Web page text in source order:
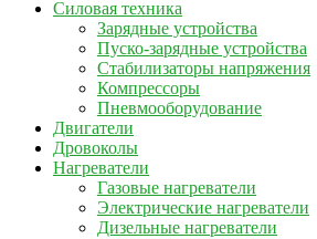
Силовая техника
Зарядные устройства
Пуско-зарядные устройства
Стабилизаторы напряжения
Компрессоры
Пневмооборудование
Двигатели
Дровоколы
Нагреватели
Газовые нагреватели
Электрические нагреватели
Дизельные нагреватели